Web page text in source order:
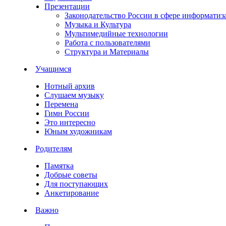
Презентации
Законодательство России в сфере
Музыка и Культура
Мультимедийные технологии
Работа с пользователями
Структура и Материалы
Учащимся
Нотный архив
Слушаем музыку
Перемена
Гимн России
Это интересно
Юным художникам
Родителям
Памятка
Добрые советы
Для поступающих
Анкетирование
Важно